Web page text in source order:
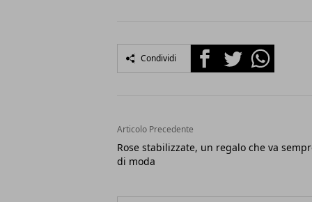
Condividi FacebookTwitterWhatsapp
Articolo Precedente
Rose stabilizzate, un regalo che va
di moda